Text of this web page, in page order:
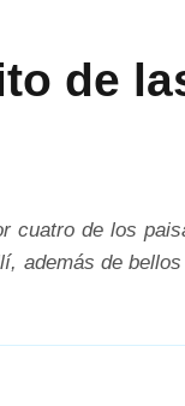
de
de los
además de